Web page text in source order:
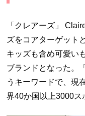
「クレアーズ」
ズをコアターゲット
キッズも含め可愛い
ブランドとなった。
うキーワードで、現
界40か国以上3000ス